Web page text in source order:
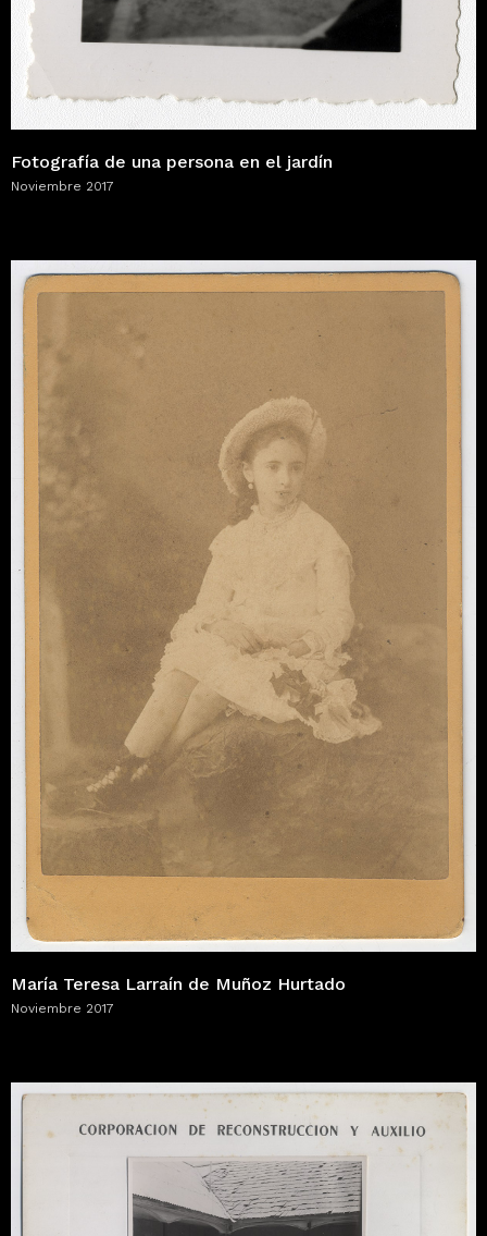
Fotografía de una persona en el jardín
Noviembre 2017
María Teresa Larraín de Muñoz Hurtado
Noviembre 2017